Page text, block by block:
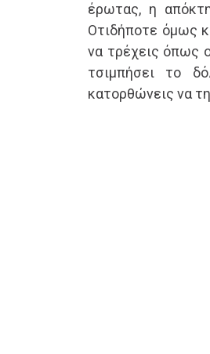
έρωτας, η
Οτιδήποτε όμως
να τρέχεις όπως
τσιμπήσει το
κατορθώνεις να